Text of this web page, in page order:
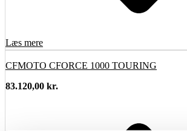
Læs mere
CFMOTO CFORCE 1000 TOURING
83.120,00 kr.